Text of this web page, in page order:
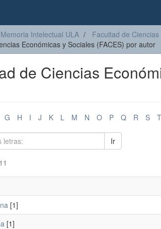
Memoria Intelectual ULA
Facultad de
Económicas y Sociales (FACES) por autor
de Ciencias
G H I J K L M N O P Q R S T
Ir
[1]
[1]